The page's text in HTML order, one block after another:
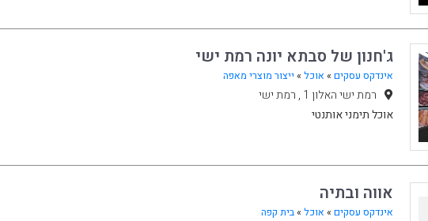
ג'חנון של סבתא יונה רמת ישי
אינדקס עסקים » אוכל » ייצור מוצרי מאפה
רמת ישי האלון 1 , רמת ישי
אוכל תימני אותנטי
אווה ובתיה
אינדקס עסקים » אוכל »בית קפה